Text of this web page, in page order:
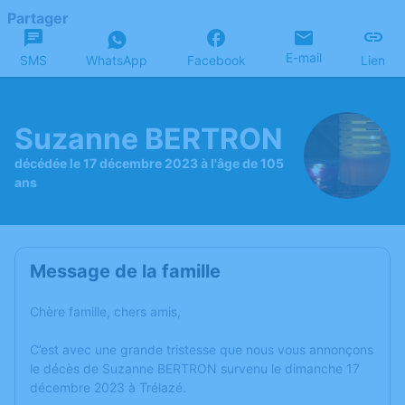
Partager
SMS WhatsApp Facebook E-mail Lien
Suzanne BERTRON
décédée le 17 décembre 2023 à l'âge de 105
ans
Message de la famille
Chère famille, chers amis,
C’est avec une grande tristesse que nous vous annonçons
le décès de Suzanne BERTRON survenu le dimanche 17
décembre 2023 à Trélazé.